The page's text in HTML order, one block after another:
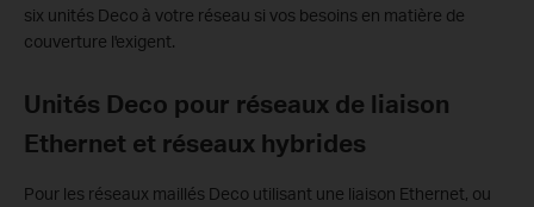
six unités Deco à votre réseau si vos besoins en matière de
couverture l'exigent.
Unités Deco pour réseaux de liaison
Ethernet et réseaux hybrides
Pour les réseaux maillés Deco utilisant une liaison Ethernet, ou